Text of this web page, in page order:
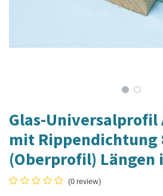
Glas-Universalprofil
mit Rippendichtung
(Oberprofil) Längen
(0 review)